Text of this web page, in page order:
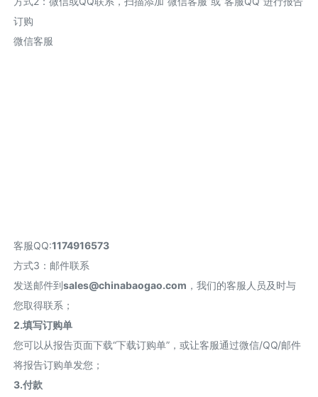
订购
微信客服
客服QQ:1174916573
方式3：邮件联系
发送邮件到sales@chinabaogao.com ，我们的客服人员及时与
您取得联系；
2.填写订购单
您可以从报告页面下载“下载订购单”，或让客服通过微信/QQ/邮件
将报告订购单发您；
3.付款